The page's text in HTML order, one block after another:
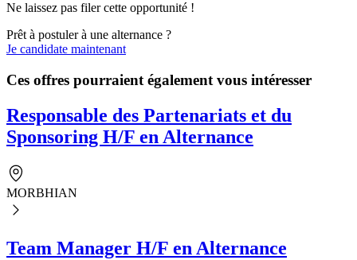
Ne laissez pas filer cette opportunité !
Prêt à postuler à une alternance ?
Je candidate maintenant
Ces offres pourraient également vous intéresser
Responsable des Partenariats et du
Sponsoring H/F en Alternance
MORBHIAN
Team Manager H/F en Alternance